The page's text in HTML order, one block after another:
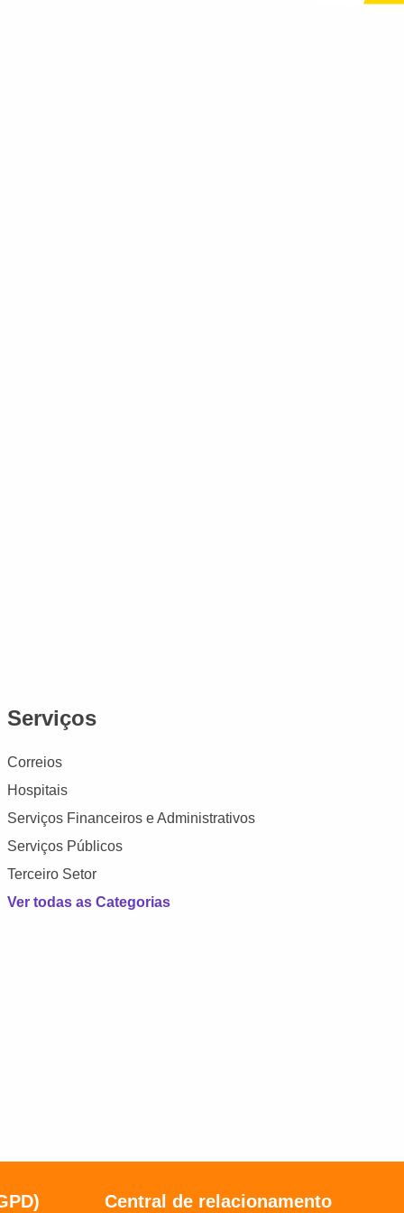
Serviços
Correios
Hospitais
Serviços Financeiros e Administrativos
Serviços Públicos
Terceiro Setor
Ver todas as Categorias
Central de relacionamento